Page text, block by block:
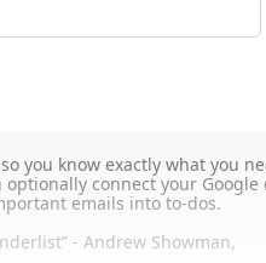
you know exactly what you
connect your Google
emails into to-dos.
- Andrew Showman,